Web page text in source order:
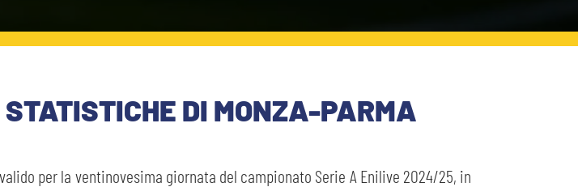
DI MONZA-PARMA
per la ventinovesima giornata del campionato Serie A Enilive 2024/25, in